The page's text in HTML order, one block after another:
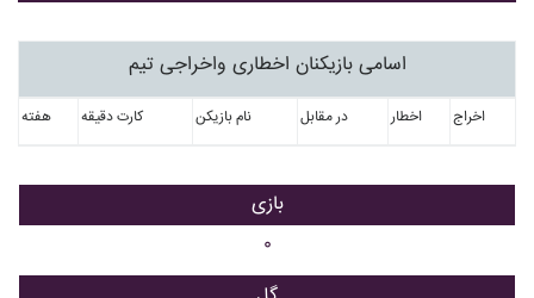
اسامی بازیکنان اخطاری واخراجی تیم
هفته کارت دقیقه نام بازیکن در مقابل اخطار اخراج
بازی
۰